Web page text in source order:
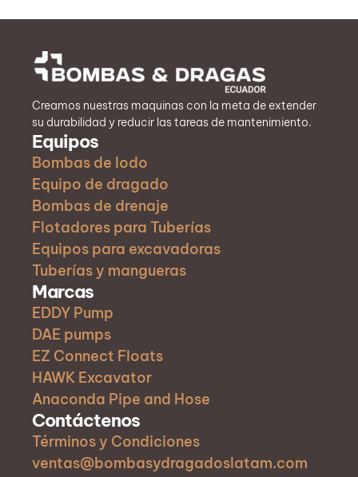
Creamos nuestras maquinas con la meta de extender
su durabilidad y reducir las tareas de mantenimiento.
Equipos
Bombas de lodo
Equipo de dragado
Bombas de drenaje
Flotadores para Tuberías
Equipos para excavadoras
Tuberías y mangueras
Marcas
EDDY Pump
DAE pumps
EZ Connect Floats
HAWK Excavator
Anaconda Pipe and Hose
Contáctenos
Términos y Condiciones
ventas@bombasydragadoslatam.com